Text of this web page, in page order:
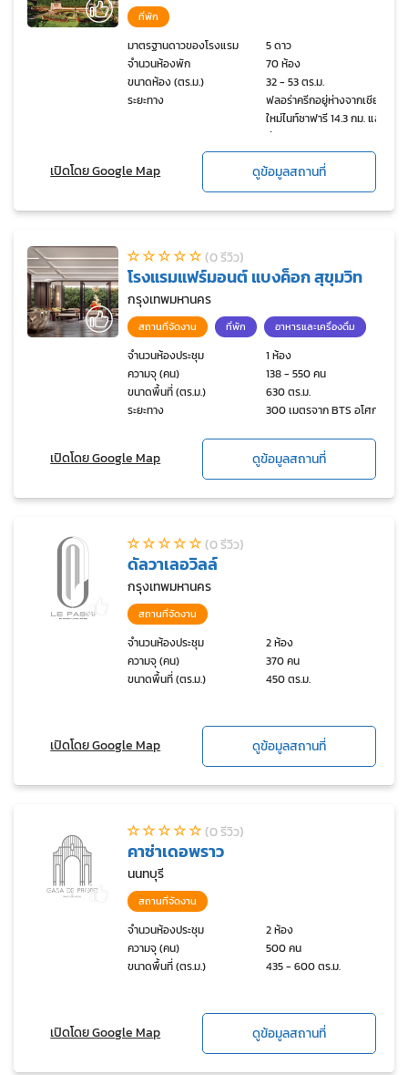
ที่พัก
มาตรฐานดาวของโรงแรม
5 ดาว
จำนวนห้องพัก
70 ห้อง
ขนาดห้อง (ตร.ม.)
32 - 53 ตร.ม.
ระยะทาง
ฟลอร่าครีกอยู่ห่างจากเชียง
ใหม่ไนท์ซาฟารี 14.3 กม. และ
ห่างจากอุทยานหลวง
ราชพฤกษ์ 16.5 กม. สนามบิน
นานาชาติเชียงใหม่อยู่ห่าง
จากที่พัก 22.8 กม.
เปิดโดย Google Map ดูข้อมูลสถานที่
(0 รีวิว)
โรงแรมแฟร์มอนต์ แบงค็อก สุขุมวิท
กรุงเทพมหานคร
สถานที่จัดงาน ที่พัก อาหารและเครื่องดื่ม
จำนวนห้องประชุม
1 ห้อง
ความจุ (คน)
138 - 550 คน
ขนาดพื้นที่ (ตร.ม.)
630 ตร.ม.
ระยะทาง
300 เมตรจาก BTS อโศก
เปิดโดย Google Map ดูข้อมูลสถานที่
(0 รีวิว)
ดัลวาเลอวิลล์
กรุงเทพมหานคร
สถานที่จัดงาน
จำนวนห้องประชุม
2 ห้อง
ความจุ (คน)
370 คน
ขนาดพื้นที่ (ตร.ม.)
450 ตร.ม.
เปิดโดย Google Map ดูข้อมูลสถานที่
(0 รีวิว)
คาซ่าเดอพราว
นนทบุรี
สถานที่จัดงาน
จำนวนห้องประชุม
2 ห้อง
ความจุ (คน)
500 คน
ขนาดพื้นที่ (ตร.ม.)
435 - 600 ตร.ม.
เปิดโดย Google Map ดูข้อมูลสถานที่